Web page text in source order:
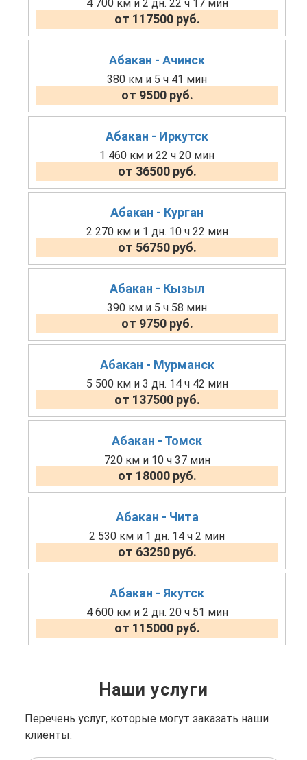
4 700 км и 2 дн. 22 ч 17 мин
от 117500 руб.
Абакан - Ачинск
380 км и 5 ч 41 мин
от 9500 руб.
Абакан - Иркутск
1 460 км и 22 ч 20 мин
от 36500 руб.
Абакан - Курган
2 270 км и 1 дн. 10 ч 22 мин
от 56750 руб.
Абакан - Кызыл
390 км и 5 ч 58 мин
от 9750 руб.
Абакан - Мурманск
5 500 км и 3 дн. 14 ч 42 мин
от 137500 руб.
Абакан - Томск
720 км и 10 ч 37 мин
от 18000 руб.
Абакан - Чита
2 530 км и 1 дн. 14 ч 2 мин
от 63250 руб.
Абакан - Якутск
4 600 км и 2 дн. 20 ч 51 мин
от 115000 руб.
Наши услуги
Перечень услуг, которые могут заказать наши
клиенты: